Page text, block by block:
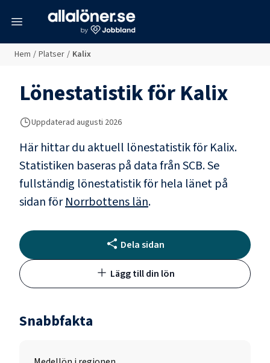
Hem / Platser / Kalix
Lönestatistik förKalix
Uppdaterad augusti 2026
Här hittar du aktuell lönestatistik för Kalix.
Statistiken baseras på data från SCB.Se
fullständig lönestatistik för hela länet på
sidan för Norrbottens län.
Dela sidan
Lägg till din lön
Snabbfakta